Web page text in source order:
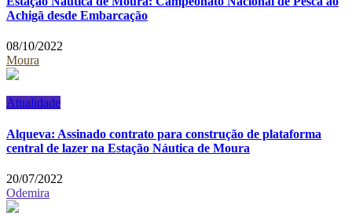
Achigã desde Embarcação
08/10/2022
Moura
Atualidade
Alqueva: Assinado contrato para construção de plataforma
central de lazer na Estação Náutica de Moura
20/07/2022
Odemira